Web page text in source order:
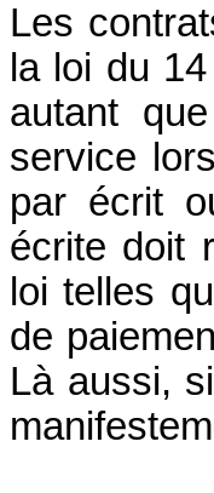
Les
la loi du
autant
service
par écrit
écrite doit
loi telles
de
Là aussi,